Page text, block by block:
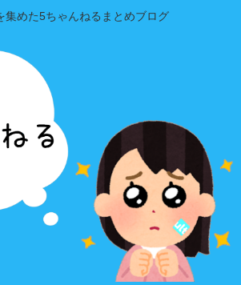
集めた5ちゃんねるまとめブログ